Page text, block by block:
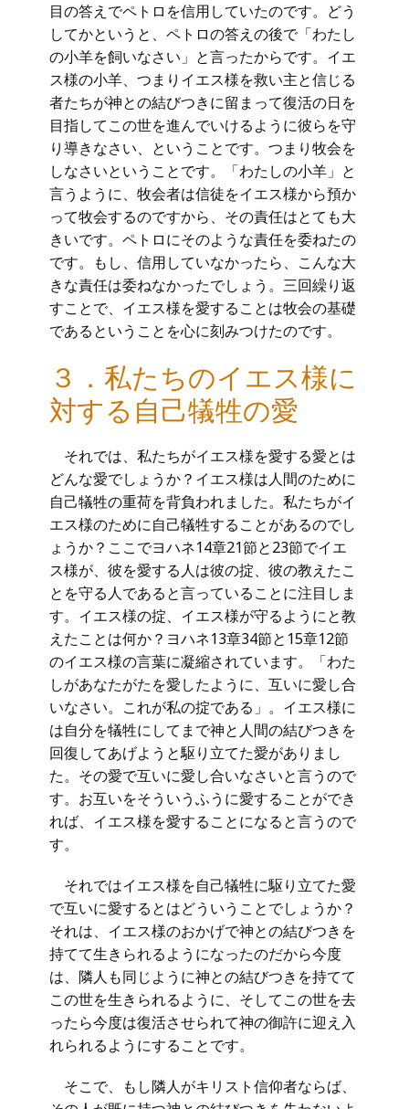
目の答えでペトロを信用していたのです。どう
してかというと、ペトロの答えの後で「わたし
の小羊を飼いなさい」と言ったからです。イエ
ス様の小羊、つまりイエス様を救い主と信じる
者たちが神との結びつきに留まって復活の日を
目指してこの世を進んでいけるように彼らを守
り導きなさい、ということです。つまり牧会を
しなさいということです。「わたしの小羊」と
言うように、牧会者は信徒をイエス様から預か
って牧会するのですから、その責任はとても大
きいです。ペトロにそのような責任を委ねたの
です。もし、信用していなかったら、こんな大
きな責任は委ねなかったでしょう。三回繰り返
すことで、イエス様を愛することは牧会の基礎
であるということを心に刻みつけたのです。
３．私たちのイエス様に
対する自己犠牲の愛
それでは、私たちがイエス様を愛する愛とは
どんな愛でしょうか？イエス様は人間のために
自己犠牲の重荷を背負われました。私たちがイ
エス様のために自己犠牲することがあるのでし
ょうか？ここでヨハネ14章21節と23節でイエ
ス様が、彼を愛する人は彼の掟、彼の教えたこ
とを守る人であると言っていることに注目しま
す。イエス様の掟、イエス様が守るようにと教
えたことは何か？ヨハネ13章34節と15章12節
のイエス様の言葉に凝縮されています。「わた
しがあなたがたを愛したように、互いに愛し合
いなさい。これが私の掟である」。イエス様に
は自分を犠牲にしてまで神と人間の結びつきを
回復してあげようと駆り立てた愛がありまし
た。その愛で互いに愛し合いなさいと言うので
す。お互いをそういうふうに愛することができ
れば、イエス様を愛することになると言うので
す。
それではイエス様を自己犠牲に駆り立てた愛
で互いに愛するとはどういうことでしょうか？
それは、イエス様のおかげで神との結びつきを
持てて生きられるようになったのだから今度
は、隣人も同じように神との結びつきを持てて
この世を生きられるように、そしてこの世を去
ったら今度は復活させられて神の御許に迎え入
れられるようにすることです。
そこで、もし隣人がキリスト信仰者ならば、